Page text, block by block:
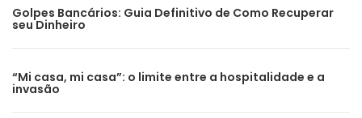
Golpes Bancários: Guia Definitivo de Como Recuperar
seu Dinheiro
“Mi casa, mi casa”: o limite entre a hospitalidade e a
invasão